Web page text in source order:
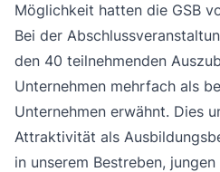
Möglichkeit hatten die GSB
Bei der
den 40 teilnehmenden
Unternehmen mehrfach als
Unternehmen erwähnt. Dies
Attraktivität als
in unserem Bestreben,